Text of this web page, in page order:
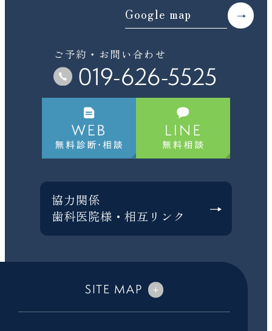
Google map
ご予約・お問い合わせ
019-626-5525
協力関係
歯科医院様・相互リンク
SITE MAP